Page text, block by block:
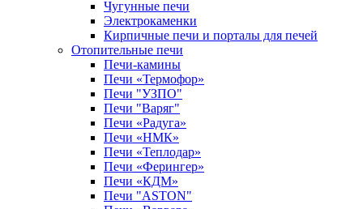
Чугунные печи
Электрокаменки
Кирпичные печи и порталы для печей
Отопительные печи
Печи-камины
Печи «Термофор»
Печи "УЗПО"
Печи "Варяг"
Печи «Радуга»
Печи «НМК»
Печи «Теплодар»
Печи «Ферингер»
Печи «КДМ»
Печи "ASTON"